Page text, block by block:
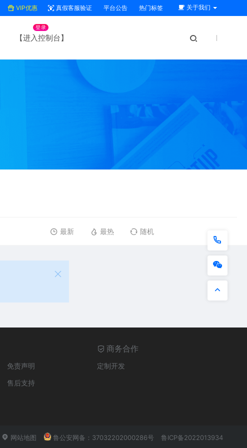
VIP优惠 真假客服验证 平台公告 热门标签 关于我们
【进入控制台】
登录
最新 最热 随机
免责声明
售后支持
商务合作
定制开发
网站地图 鲁公安网备：37032202000286号
鲁ICP备2022013934